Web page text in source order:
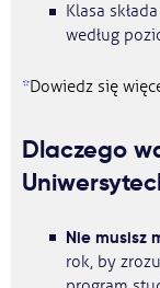
Klasa
według
*Dowiedz się
Dlaczego
Nie musisz
rok, by